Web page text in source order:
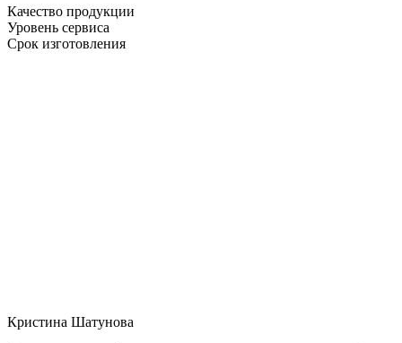
Качество продукции
Уровень сервиса
Срок изготовления
Кристина Шатунова